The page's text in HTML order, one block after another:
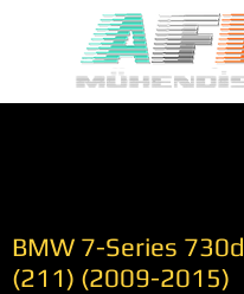
BMW 7-Series 730d
(211) (2009-2015)